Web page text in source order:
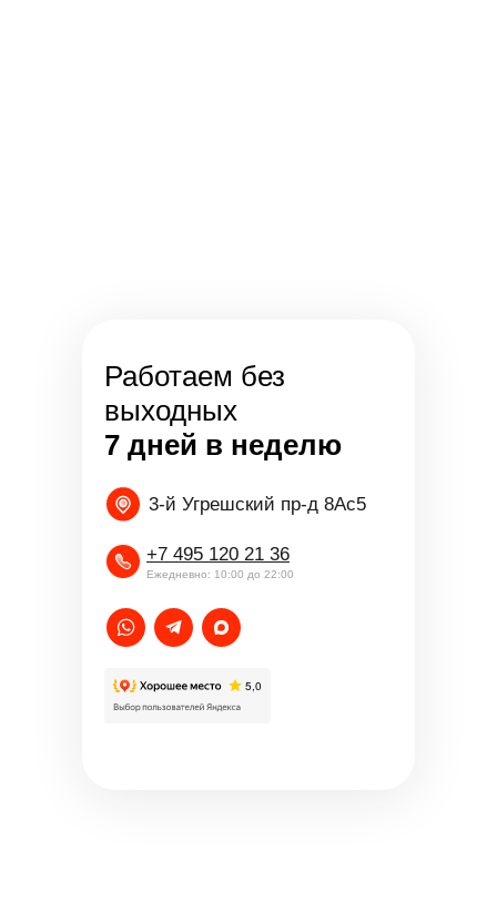
Работаем без
выходных
7 дней в неделю
3-й Угрешский пр-д 8Ас5
+7 495 120 21 36
Ежедневно: 10:00 до 22:00